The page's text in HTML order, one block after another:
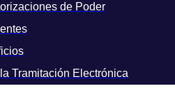
de Poder
Tramitación Electrónica